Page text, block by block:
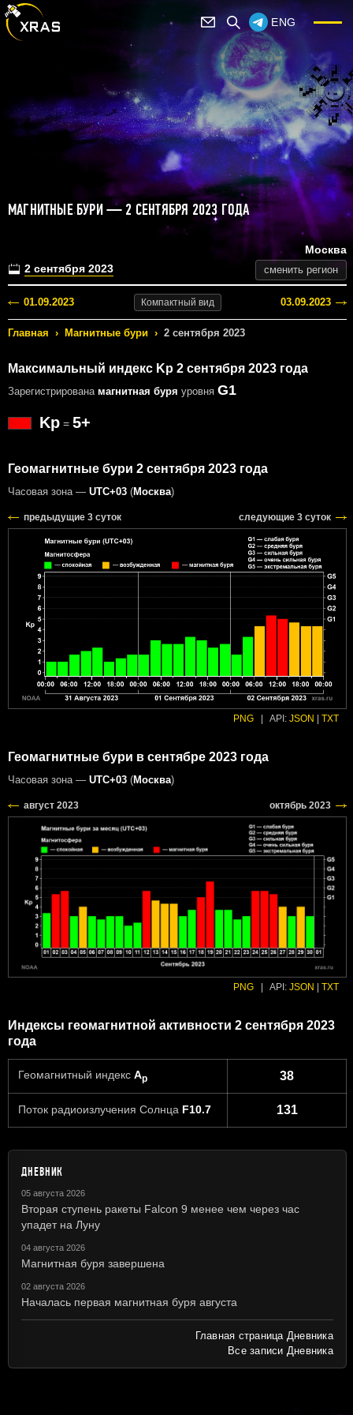
ENG
МАГНИТНЫЕ БУРИ — 2 СЕНТЯБРЯ 2023 ГОДА
2 сентября 2023
Москва
сменить регион
01.09.2023 Компактный вид 03.09.2023
Главная › Магнитные бури › 2 сентября 2023
Максимальный индекс Kp 2 сентября 2023 года
Зарегистрирована магнитная буря уровня G1
Kp = 5+
Геомагнитные бури 2 сентября 2023 года
Часовая зона — UTC+03 (Москва)
предыдущие 3 суток следующие 3 суток
PNG API: JSON TXT
Геомагнитные бури в сентябре 2023 года
Часовая зона — UTC+03 (Москва)
PNG API: JSON TXT
Индексы геомагнитной активности 2 сентября 2023
года
Геомагнитный индекс Ap 38
Поток радиоизлучения Солнца F10.7 131
ДНЕВНИК
05 августа 2026
Вторая ступень ракеты Falcon 9 менее чем через час
упадет на Луну
04 августа 2026
Магнитная буря завершена
02 августа 2026
Началась первая магнитная буря августа
Главная страница Дневника
Все записи Дневника